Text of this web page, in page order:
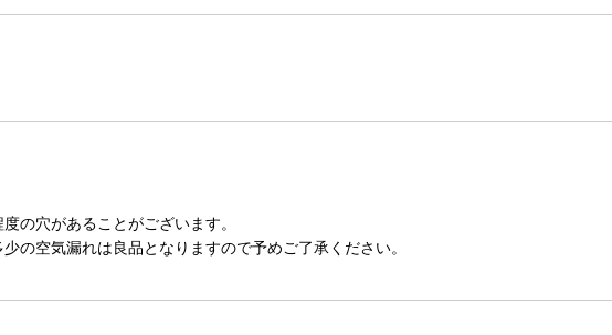
の穴があることがございます。
の空気漏れは良品となりますので予めご了承ください。